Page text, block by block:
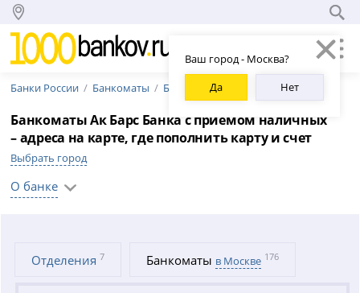
Ваш город - Москва?
Да
Нет
Банки России Банкоматы Банкоматы Ак Барс Банка
Банкоматы Ак Барс Банка с приемом наличных
– адреса на карте, где пополнить карту и счет
Выбрать город
О банке
Отделения 7 Банкоматы в Москве 176